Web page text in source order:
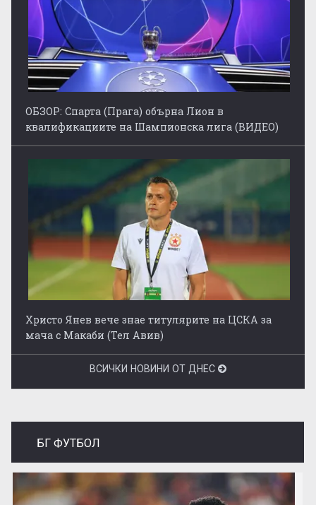
ОБЗОР: Спарта (Прага) обърна Лион в
квалификациите на Шампионска лига (ВИДЕО)
Христо Янев вече знае титулярите на ЦСКА за
мача с Макаби (Тел Авив)
ВСИЧКИ НОВИНИ ОТ ДНЕС
БГ ФУТБОЛ